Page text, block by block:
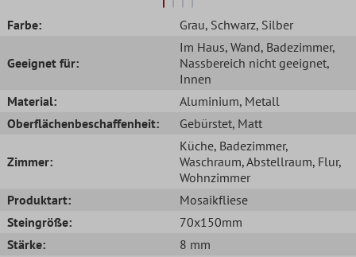
Farbe: Grau, Schwarz, Silber
Geeignet für:
Im Haus, Wand, Badezimmer,
Nassbereich nicht geeignet,
Innen
Material:
Aluminium, Metall
Oberflächenbeschaffenheit:
Gebürstet, Matt
Zimmer:
Küche, Badezimmer,
Waschraum, Abstellraum, Flur,
Wohnzimmer
Produktart:
Mosaikfliese
Steingröße:
70x150mm
Stärke:
8 mm